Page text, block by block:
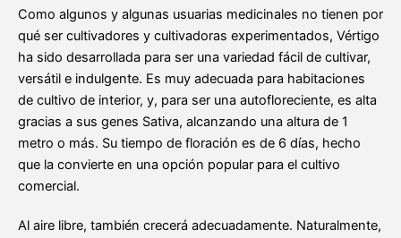
Como algunos y algunas usuarias medicinales no tienen por
qué ser cultivadores y cultivadoras experimentados, Vértigo
ha sido desarrollada para ser una variedad fácil de cultivar,
versátil e indulgente. Es muy adecuada para habitaciones
de cultivo de interior, y, para ser una autofloreciente, es alta
gracias a sus genes Sativa, alcanzando una altura de 1
metro o más. Su tiempo de floración es de 6 días, hecho
que la convierte en una opción popular para el cultivo
comercial.
Al aire libre, también crecerá adecuadamente. Naturalmente,